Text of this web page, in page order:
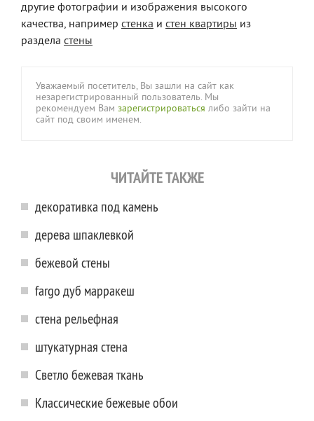
другие фотографии и изображения высокого
качества, например стенка и стен квартиры из
раздела стены
Уважаемый посетитель, Вы зашли на сайт как
незарегистрированный пользователь. Мы
рекомендуем Вам зарегистрироваться либо зайти на
сайт под своим именем.
ЧИТАЙТЕ ТАКЖЕ
декоративка под камень
дерева шпаклевкой
бежевой стены
fargo дуб марракеш
стена рельефная
штукатурная стена
Светло бежевая ткань
Классические бежевые обои